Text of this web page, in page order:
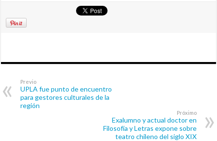
Previo
UPLA fue punto de encuentro
para gestores culturales de la
región
Próximo
Exalumno y actual doctor en
Filosofía y Letras expone sobre
teatro chileno del siglo XIX